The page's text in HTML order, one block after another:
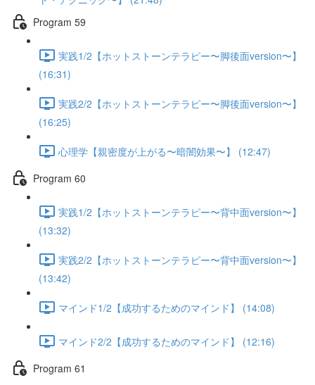
Program 59
実践1/2【ホットストーンテラピー〜脚後面version〜】
(16:31)
実践2/2【ホットストーンテラピー〜脚後面version〜】
(16:25)
心理学【親密度が上がる〜暗闇効果〜】 (12:47)
Program 60
実践1/2【ホットストーンテラピー〜背中面version〜】
(13:32)
実践2/2【ホットストーンテラピー〜背中面version〜】
(13:42)
マインド1/2【成功するためのマインド】 (14:08)
マインド2/2【成功するためのマインド】 (12:16)
Program 61